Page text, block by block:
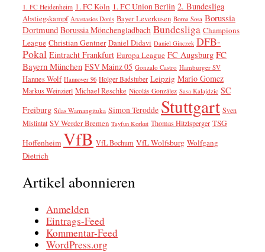
1. FC Heidenheim 1. FC Köln 1. FC Union Berlin 2. Bundesliga
Abstiegskampf Anastasios Donis Bayer Leverkusen Borna Sosa Borussia
Dortmund Borussia Mönchengladbach Bundesliga Champions
League Christian Gentner Daniel Didavi Daniel Ginczek DFB-
Pokal Eintracht Frankfurt Europa League FC Augsburg FC
Bayern München FSV Mainz 05 Gonzalo Castro Hamburger SV
Hannes Wolf Hannover 96 Holger Badstuber Leipzig Mario Gomez
Markus Weinzierl Michael Reschke Nicolás González Sasa Kalajdzic SC
Freiburg Silas Wamangituka Simon Terodde Stuttgart Sven
Mislintat SV Werder Bremen Tayfun Korkut Thomas Hitzlsperger TSG
Hoffenheim VfB VfL Bochum VfL Wolfsburg Wolfgang
Dietrich
Artikel abonnieren
Anmelden
Eintrags-Feed
Kommentar-Feed
WordPress.org